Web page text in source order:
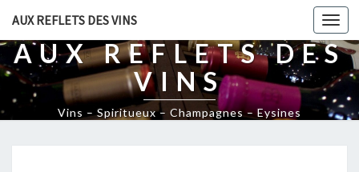
AUX REFLETS DES VINS
AUX REFLETS DES
VINS
Vins – Spiritueux – Champagnes – Eysines